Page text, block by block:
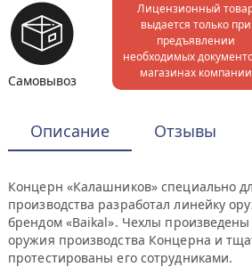
Самовывоз
Лицензионный
выдается только при
предъявлении
необходимых
магазинах компании
Описание Отзывы
Концерн «Калашников» специально
производства разработал линейку
брендом «Baikal». Чехлы
оружия производства Концерна и
протестированы его сотрудниками.